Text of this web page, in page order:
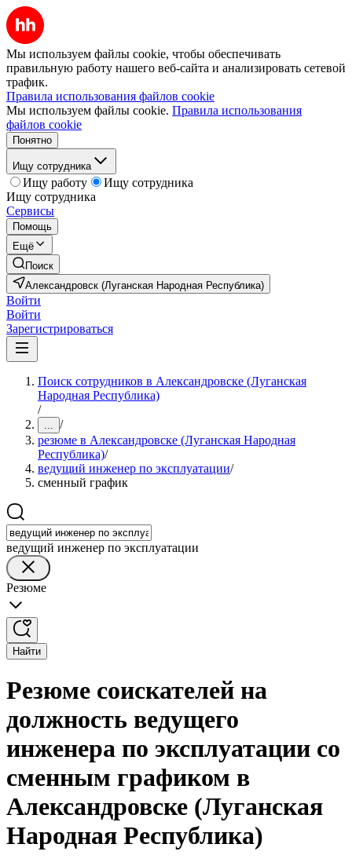
Мы используем файлы cookie, чтобы обеспечивать
правильную работу нашего веб-сайта и анализировать сетевой
трафик.
Правила использования файлов cookie
Мы используем файлы cookie. Правила использования
файлов cookie
Понятно
Ищу сотрудника
Ищу работу
Ищу сотрудника
Ищу сотрудника
Сервисы
Помощь
Ещё
Поиск
Александровск (Луганская Народная Республика)
Войти
Войти
Зарегистрироваться
Поиск сотрудников в Александровске (Луганская
Народная Республика)
/
... /
резюме в Александровске (Луганская Народная
Республика)/
ведущий инженер по эксплуатации/
сменный график
ведущий инженер по эксплуатации
Резюме
Найти
Резюме соискателей на
должность ведущего
инженера по эксплуатации со
сменным графиком в
Александровске (Луганская
Народная Республика)